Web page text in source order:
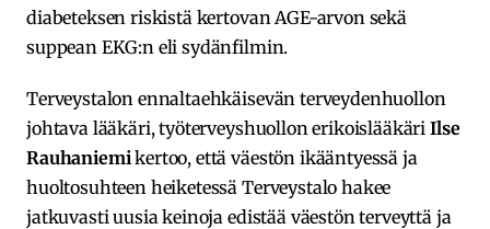
diabeteksen riskistä kertovan AGE-arvon sekä
suppean EKG:n eli sydänfilmin.
Terveystalon ennaltaehkäisevän terveydenhuollon
johtava lääkäri, työterveyshuollon erikoislääkäri Ilse
Rauhaniemi kertoo, että väestön ikääntyessä ja
huoltosuhteen heiketessä Terveystalo hakee
jatkuvasti uusia keinoja edistää väestön terveyttä ja